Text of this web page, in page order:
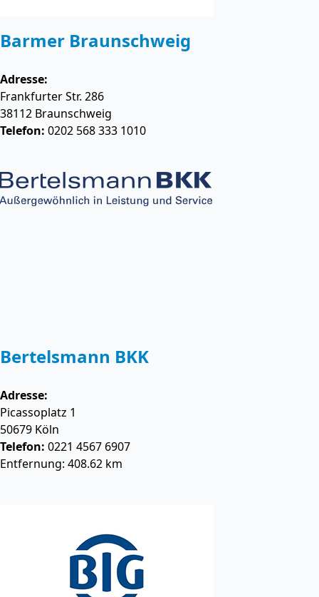
Barmer Braunschweig
Adresse:
Frankfurter Str. 286
38112 Braunschweig
Telefon: 0202 568 333 1010
Bertelsmann BKK
Adresse:
Picassoplatz 1
50679 Köln
Telefon: 0221 4567 6907
Entfernung: 408.62 km